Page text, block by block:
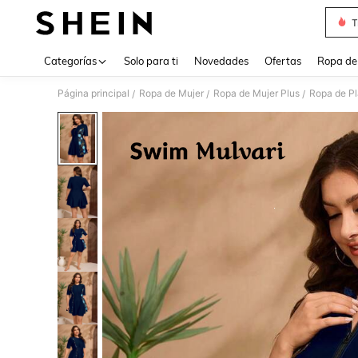
Categorías Solo para ti Novedades Ofertas Ropa
Página principal / Ropa de Mujer / Ropa de Mujer Plus / Ropa de